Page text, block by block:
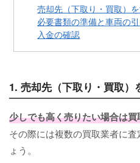
売却先（下取り・買取）
必要書類の準備と車両の
入金の確認
1. 売却先（下取り・買取）
少しでも高く売りたい場合は
その際には複数の買取業者に
ょう。